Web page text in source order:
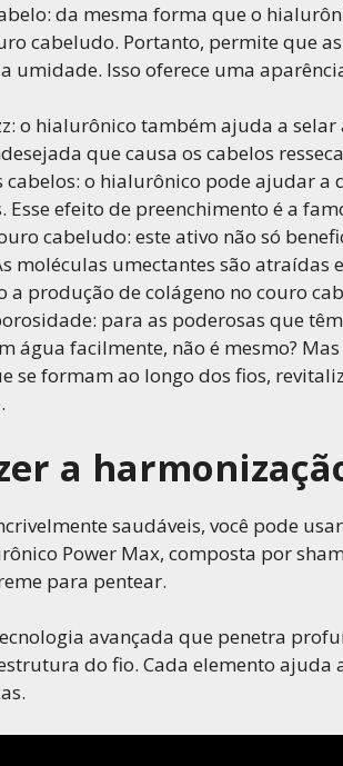
da mesma forma que o
cabeludo. Portanto, permite que
umidade. Isso oferece uma
o hialurônico também ajuda a
que causa os cabelos
cabelos: o hialurônico pode ajudar
Esse efeito de preenchimento é a
cabeludo: este ativo não só
moléculas umectantes são atraídas
a produção de colágeno no couro
para as poderosas que
água facilmente, não é mesmo?
se formam ao longo dos fios,
a
saudáveis, você pode
Power Max, composta por
para pentear.
avançada que penetra
do fio. Cada elemento ajuda